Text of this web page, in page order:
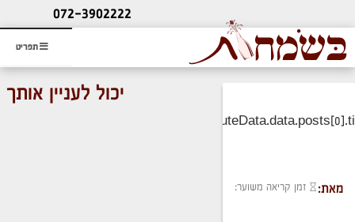
תפריט
ליעוץ חינם
והזמנת כרטיס שמחות
072-3902222
מאת: זמן קריאה משוער:
יכול לעניין אותך